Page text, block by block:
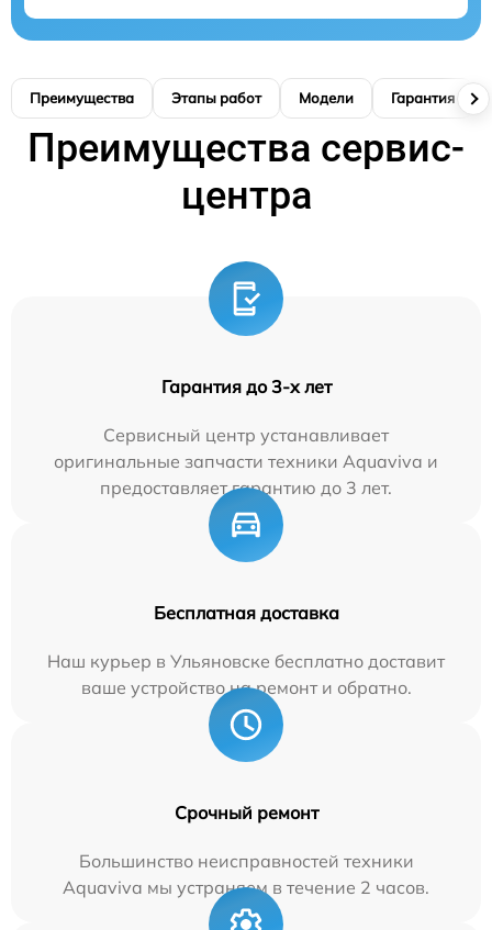
Преимущества Этапы работ Модели Гарантия
Преимущества сервис-
центра
Гарантия до 3-х лет
Сервисный центр устанавливает
оригинальные запчасти техники Aquaviva и
предоставляет гарантию до 3 лет.
Бесплатная доставка
Наш курьер в Ульяновске бесплатно доставит
ваше устройство на ремонт и обратно.
Срочный ремонт
Большинство неисправностей техники
Aquaviva мы устраняем в течение 2 часов.